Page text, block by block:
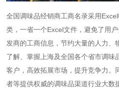
全国调味品经销商工商名录采用
类，一省一个Excel文件，避免了用
发商的工商信息，节约大量的人力、
了解、掌握上海及全国各个省市调味
客户，高效拓展市场，提升竞争力。
者等提供权威的调味品渠道行业大数